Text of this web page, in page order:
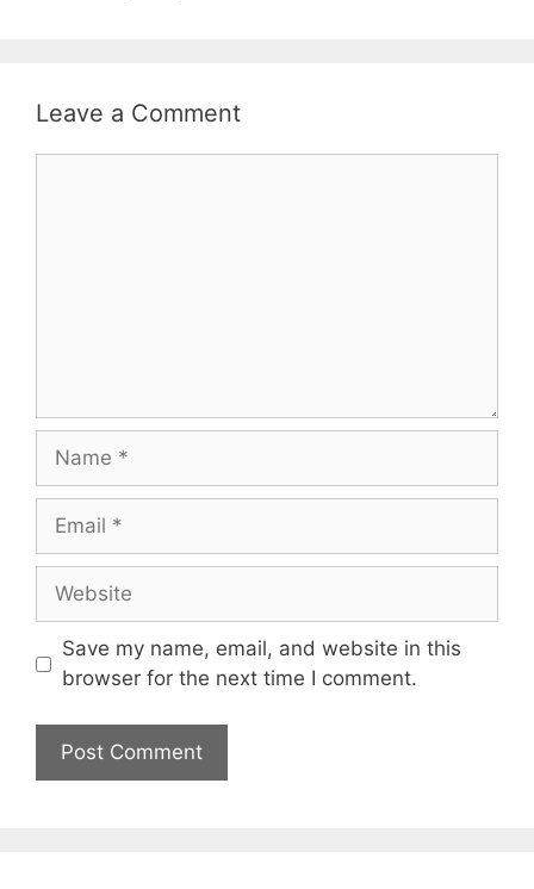
Leave a Comment
Save my name, email, and website in this
browser for the next time I comment.